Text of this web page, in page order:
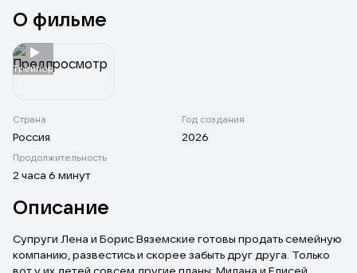
О фильме
Tрейлер
Страна
Россия
Год создания
2026
Продолжительность
2 часа 6 минут
Описание
Супруги Лена и Борис Вяземские готовы продать семейную
компанию, развестись и скорее забыть друг друга. Только